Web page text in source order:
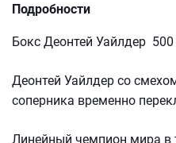
Подробности
Бокс Деонтей Уайлдер 500
Деонтей Уайлдер со
соперника временно
Линейный чемпион мира в